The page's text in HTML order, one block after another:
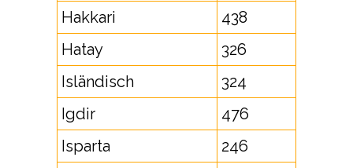
Hakkari
438
Hatay
326
Isländisch
324
Igdir
476
Isparta
246